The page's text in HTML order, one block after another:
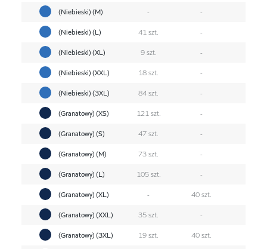
(Niebieski) (M) -
-
(Niebieski) (L)
41 szt.
-
(Niebieski) (XL)
9 szt.
-
(Niebieski) (XXL)
18 szt.
-
(Niebieski) (3XL)
84 szt.
-
(Granatowy) (XS)
121 szt.
-
(Granatowy) (S)
47 szt.
-
(Granatowy) (M)
73 szt.
-
(Granatowy) (L)
105 szt.
-
(Granatowy) (XL)
-
40 szt.
(Granatowy) (XXL)
35 szt.
-
(Granatowy) (3XL)
19 szt.
40 szt.